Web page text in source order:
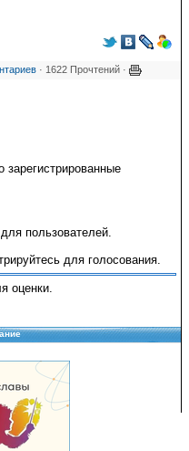
· 1622 Прочтений ·
зарегистрированные
пользователей.
для голосования.
оценки.
образования
возможны только с разрешения
посетителей